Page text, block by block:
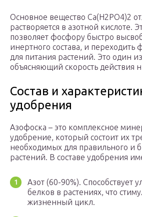
Основное вещество Ca(H2PO4)2
растворяется в азотной кислоте.
позволяет фосфору быстро
инертного состава, и переходить
для питания растений. Это один
объясняющий скорость действия
Состав и
удобрения
Азофоска – это комплексное
удобрение, который состоит их
необходимых для правильного и
растений. В составе удобрения
Азот (60-90%). Способствует
белков в растениях, что
жизненный цикл.